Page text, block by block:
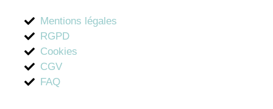
Mentions légales
RGPD
Cookies
CGV
FAQ